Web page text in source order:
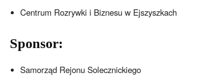
Centrum Rozrywki i Biznesu w Ejszyszkach
Sponsor:
Samorząd Rejonu Solecznickiego